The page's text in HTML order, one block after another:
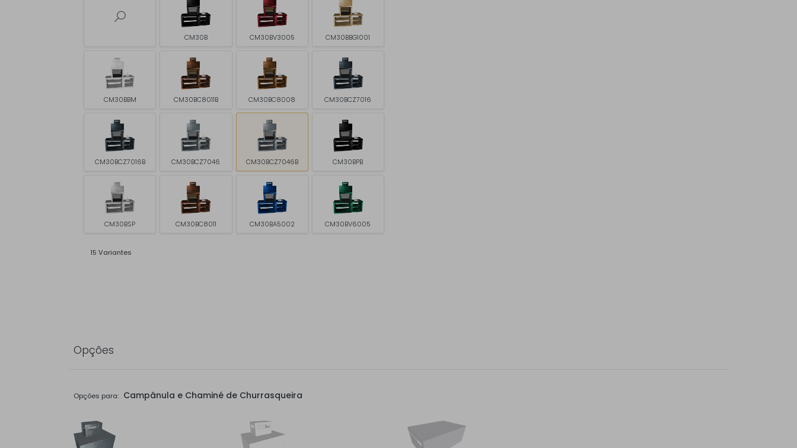
CM30B CM30BV3005 CM30BBG1001
CM30BBM CM30BC8011B CM30BC8008 CM30BCZ7016
CM30BCZ7016B CM30BCZ7046 CM30BCZ7046B CM30BPB
CM30BSP CM30BC8011 CM30BA5002 CM30BV6005
15 Variantes
Opções
Opções para: Campânula e Chaminé de Churrasqueira